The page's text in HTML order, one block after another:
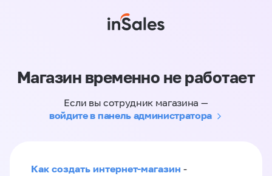
Магазин временно не работает
Если вы сотрудник магазина —
войдите в панель администратора
Как создать интернет-магазин -